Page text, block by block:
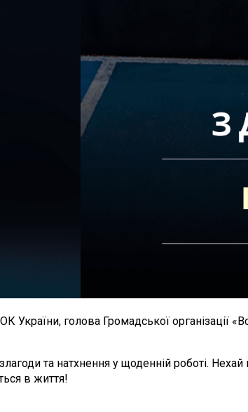
голова Громадської організації
та натхнення у щоденній роботі.
в життя!